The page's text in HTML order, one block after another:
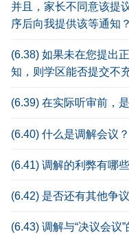
并且，家长不同意该提
序后向我提供该等通知？
(6.38) 如果未在您提出
知，则学区能否提交不
(6.39) 在实际听审前，
(6.40) 什么是调解会议？
(6.41) 调解的利弊有哪
(6.42) 是否还有其他争
(6.43) 调解与“决议会议